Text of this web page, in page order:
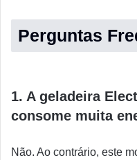
Perguntas
1. A geladeira
consome muita
Não. Ao contrário, este